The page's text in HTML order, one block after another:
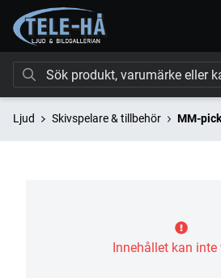
Ljud Skivspelare & tillbehör MM-
Innehållet kan inte